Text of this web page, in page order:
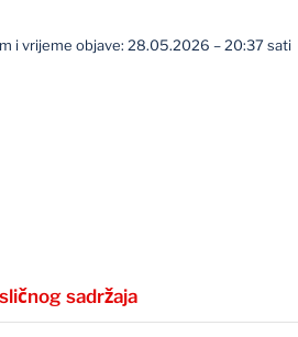
i vrijeme objave: 28.05.2026 – 20:37 sati
sadržaja